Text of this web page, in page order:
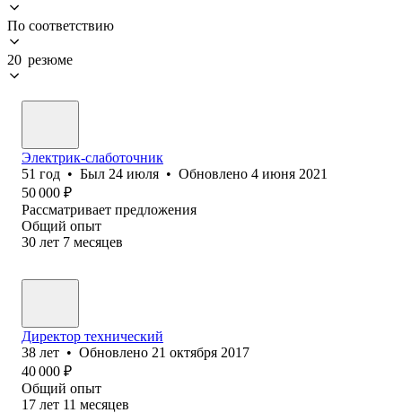
По соответствию
20 резюме
Электрик-слаботочник
51 год • Был 24 июля • Обновлено 4 июня 2021
50 000 ₽
Рассматривает предложения
Общий опыт
30 лет 7 месяцев
Директор технический
38 лет • Обновлено 21 октября 2017
40 000 ₽
Общий опыт
17 лет 11 месяцев